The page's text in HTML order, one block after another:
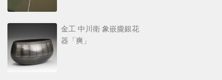
金工 中川衛 象嵌朧銀花
器「爽」